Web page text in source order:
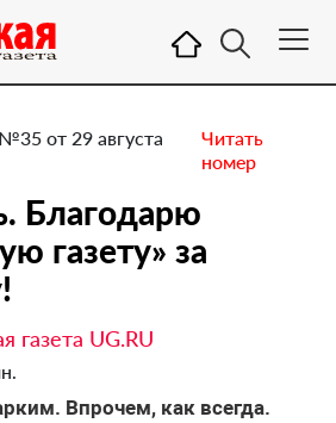
от 29 августа
Читать
номер
Благодарю
газету» за
газета UG.RU
Впрочем, как всегда.